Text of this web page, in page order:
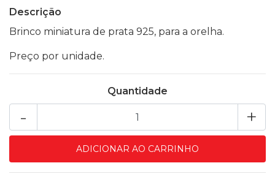
Descrição
Brinco miniatura de prata 925, para a orelha.
Preço por unidade.
Quantidade
+
-